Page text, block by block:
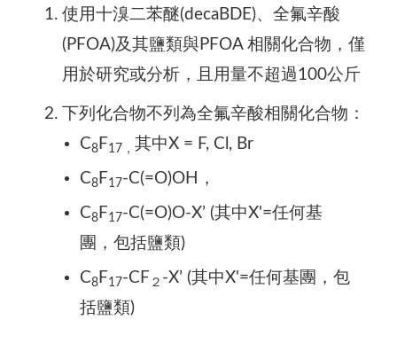
使用十溴二苯醚(decaBDE)、全氟辛酸
(PFOA)及其鹽類與PFOA 相關化合物，僅
用於研究或分析，且用量不超過100公斤
下列化合物不列為全氟辛酸相關化合物：
C8 F17， 其中X = F, Cl, Br
C8 F17-C(=O)OH，
C8 F17-C(=O)O-X’ (其中X'=任何基
團，包括鹽類)
C8 F17-CF ２ -X’ (其中X'=任何基團，包
括鹽類)